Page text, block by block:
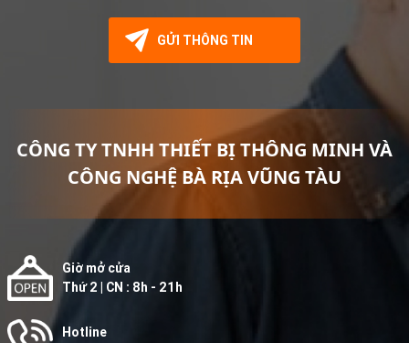
CÔNG TY TNHH THIẾT BỊ THÔNG MINH VÀ
CÔNG NGHỆ BÀ RỊA VŨNG TÀU
Giờ mở cửa
Thứ 2 | CN : 8h - 21h
Hotline